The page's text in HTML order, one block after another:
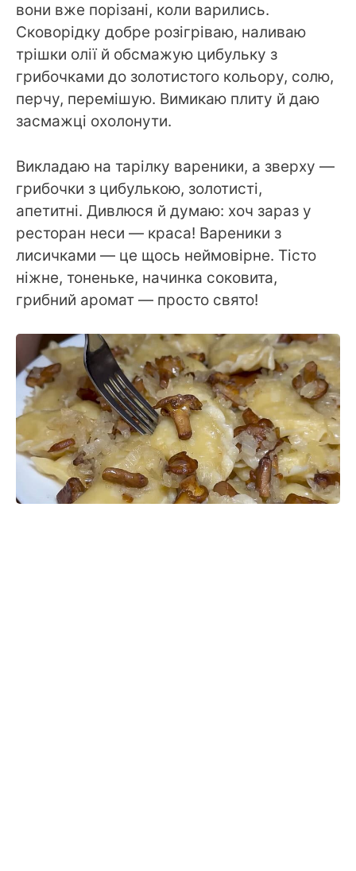
вони вже порізані, коли варились.
Сковорідку добре розігріваю, наливаю
трішки олії й обсмажую цибульку з
грибочками до золотистого кольору, солю,
перчу, перемішую. Вимикаю плиту й даю
засмажці охолонути.
Викладаю на тарілку вареники, а зверху —
грибочки з цибулькою, золотисті,
апетитні. Дивлюся й думаю: хоч зараз у
ресторан неси — краса! Вареники з
лисичками — це щось неймовірне. Тісто
ніжне, тоненьке, начинка соковита,
грибний аромат — просто свято!